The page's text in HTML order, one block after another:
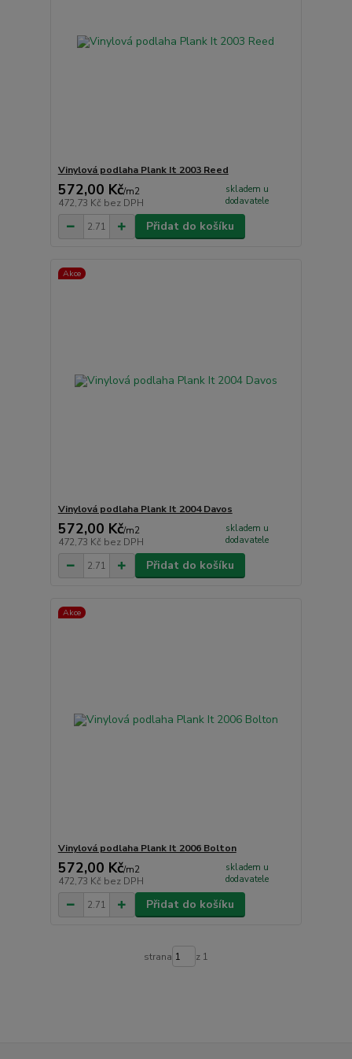
Vinylová podlaha Plank It 2003 Reed
572,00 Kč/m2
472,73 Kč bez DPH
skladem u
dodavatele
Přidat do košíku
Akce
Vinylová podlaha Plank It 2004 Davos
572,00 Kč/m2
472,73 Kč bez DPH
skladem u
dodavatele
Přidat do košíku
Akce
Vinylová podlaha Plank It 2006 Bolton
572,00 Kč/m2
472,73 Kč bez DPH
skladem u
dodavatele
Přidat do košíku
strana z 1